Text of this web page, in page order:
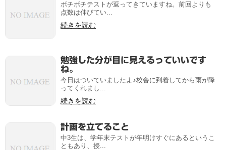
ボチボチテストが返ってきていますね。前回よりも
点数は伸びてい...
続きを読む
勉強した分が目に見えるっていいです
ね。
今日はついていましたよ♪校舎に到着してから雨が降
ってくれまし...
続きを読む
計画を立てること
中3生は、学年末テストが年明けすぐにあるというこ
ともあり、授...